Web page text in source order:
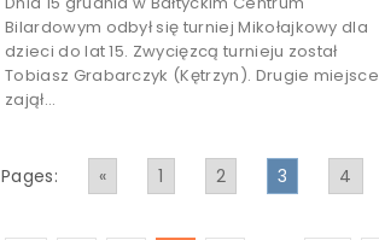
Bilardowym odbył się turniej Mikołajkowy dla
dzieci do lat 15. Zwycięzcą turnieju został
Tobiasz Grabarczyk (Kętrzyn). Drugie miejsce
zajął...
Pages: « 1 2 3 4